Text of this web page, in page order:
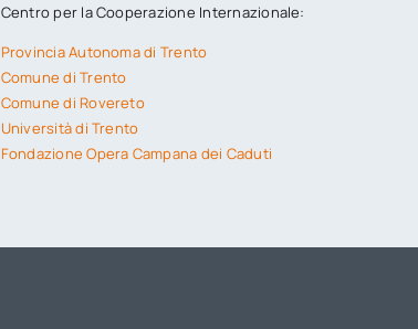
Centro per la Cooperazione Internazionale:
Provincia Autonoma di Trento
Comune di Trento
Comune di Rovereto
Università di Trento
Fondazione Opera Campana dei Caduti